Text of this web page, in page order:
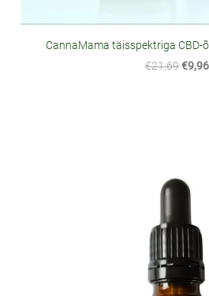
CannaMama täisspektriga CBD-
€21,69 €9,96